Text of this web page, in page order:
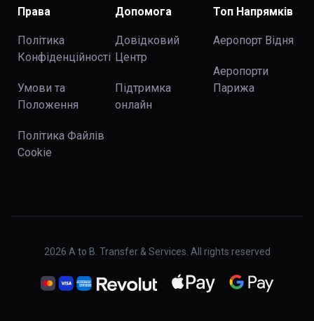
Права
Політика
Конфіденційності
Умови та
Положення
Політика Файлів
Cookie
Допомога
Довідковий
Центр
Підтримка
онлайн
Топ Напрямків
Аеропорт Відня
Аеропорти
Парижа
2026 A to B. Transfer & Services. All rights reserved